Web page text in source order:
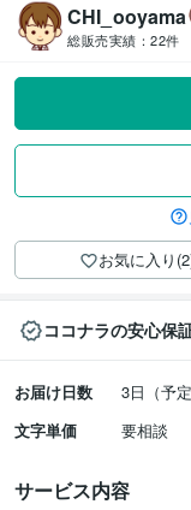
CHI_ooyama
総販売実績： 22件
お気に入り
ココナラの安心保
お届け日数
3日（予定
文字単価
要相談
サービス内容